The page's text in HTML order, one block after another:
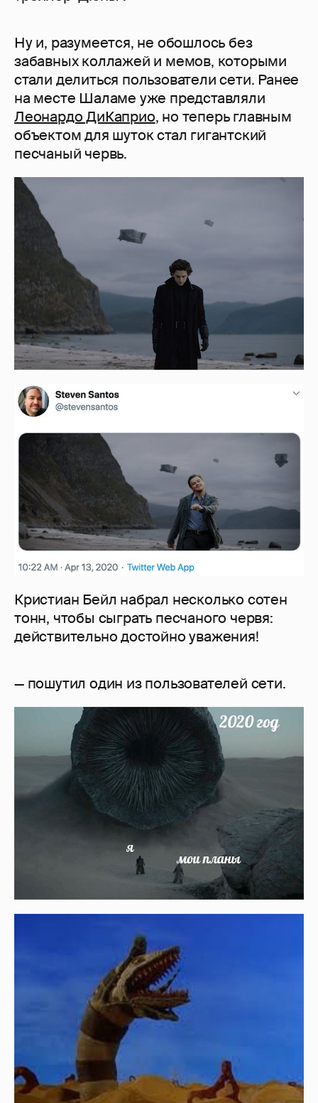
Ну и, разумеется, не обошлось без
забавных коллажей и мемов, которыми
стали делиться пользователи сети. Ранее
на месте Шаламе уже представляли
Леонардо ДиКаприо, но теперь главным
объектом для шуток стал гигантский
песчаный червь.
Кристиан Бейл набрал несколько сотен
тонн, чтобы сыграть песчаного червя:
действительно достойно уважения!
— пошутил один из пользователей сети.